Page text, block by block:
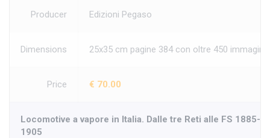
Producer Edizioni Pegaso
Dimensions 25x35 cm pagine 384 con oltre 450 immagini
Price € 70.00
Locomotive a vapore in Italia. Dalle tre Reti alle FS 1885-
1905